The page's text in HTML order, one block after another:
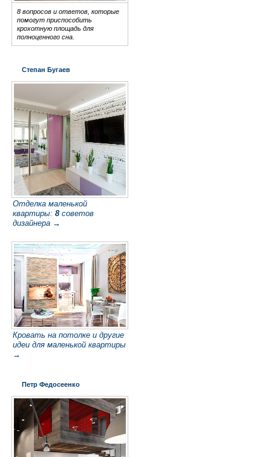
8 вопросов и ответов, которые
помогут приспособить
крохотную площадь для
полноценного сна.
Степан Бугаев
Отделка маленькой
квартиры: 8советов
дизайнера →
Кровать на потолке и другие
идеи для маленькой квартиры
→
Петр Федосеенко